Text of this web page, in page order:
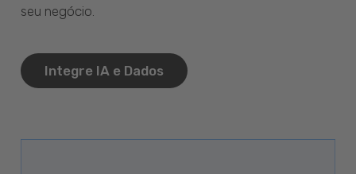
seu negócio.
Integre IA e Dados